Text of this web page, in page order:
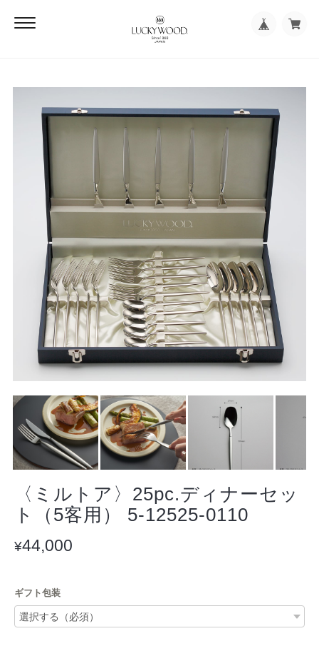
〈ミルトア〉25pc.ディナーセッ
ト（5客用） 5-12525-0110
¥44,000
ギフト包装